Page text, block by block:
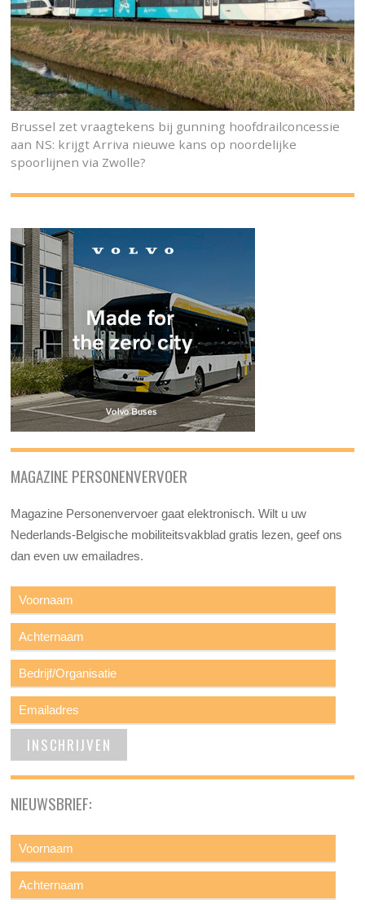
Brussel zet vraagtekens bij gunning hoofdrailconcessie
aan NS: krijgt Arriva nieuwe kans op noordelijke
spoorlijnen via Zwolle?
MAGAZINE PERSONENVERVOER
Magazine Personenvervoer gaat elektronisch. Wilt u uw
Nederlands-Belgische mobiliteitsvakblad gratis lezen, geef ons
dan even uw emailadres.
NIEUWSBRIEF: